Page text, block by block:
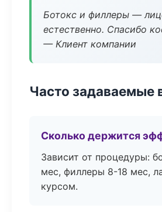
Ботокс и филлеры —
естественно. Спасибо
— Клиент компании
Часто задаваемые
Сколько держится
Зависит от процедуры:
мес, филлеры 8-18 мес,
курсом.